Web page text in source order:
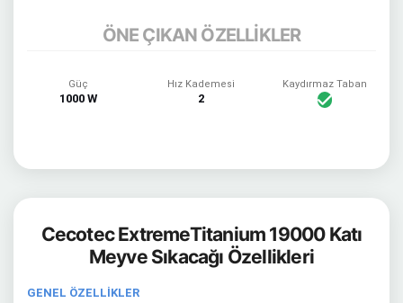
ÖNE ÇIKAN ÖZELLİKLER
Güç
1000 W
Hız Kademesi
2
Kaydırmaz Taban
Cecotec ExtremeTitanium 19000 Katı
Meyve Sıkacağı Özellikleri
GENEL ÖZELLİKLER